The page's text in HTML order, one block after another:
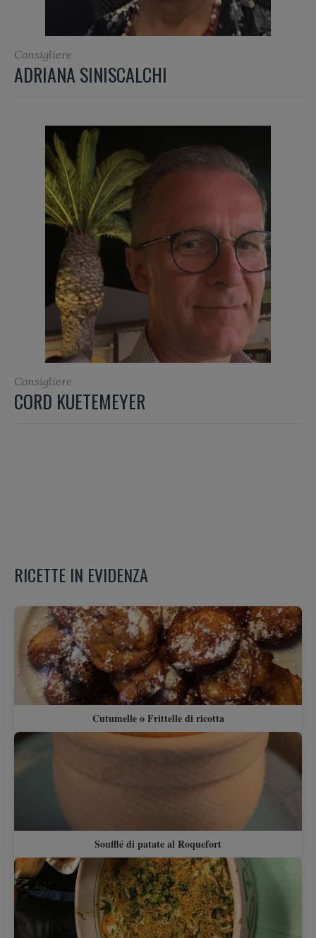
Consigliere
ADRIANA SINISCALCHI
Consigliere
CORD KUETEMEYER
RICETTE IN EVIDENZA
Cutumelle o Frittelle di ricotta
Soufflé di patate al Roquefort